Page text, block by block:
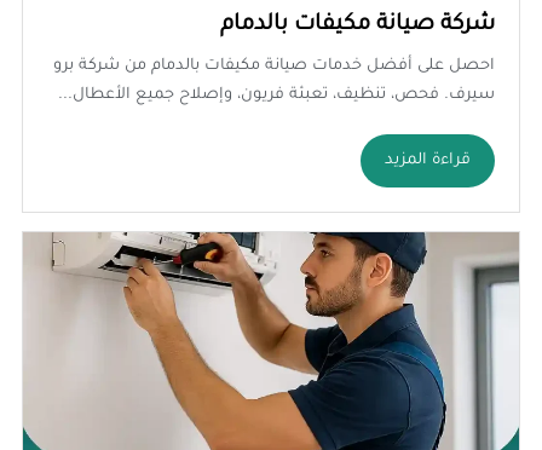
شركة صيانة مكيفات بالدمام
احصل على أفضل خدمات صيانة مكيفات بالدمام من شركة برو
سيرف. فحص، تنظيف، تعبئة فريون، وإصلاح جميع الأعطال...
قراءة المزيد